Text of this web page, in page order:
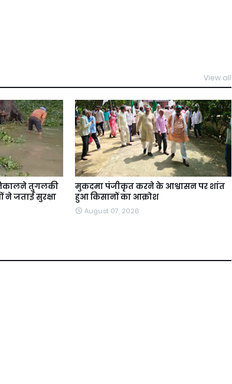
View all
तुगलकी
ने जताई सुरक्षा
मुकदमा पंजीकृत करने के आश्वासन पर शांत
हुआ किसानों का आक्रोश
August 07, 2026